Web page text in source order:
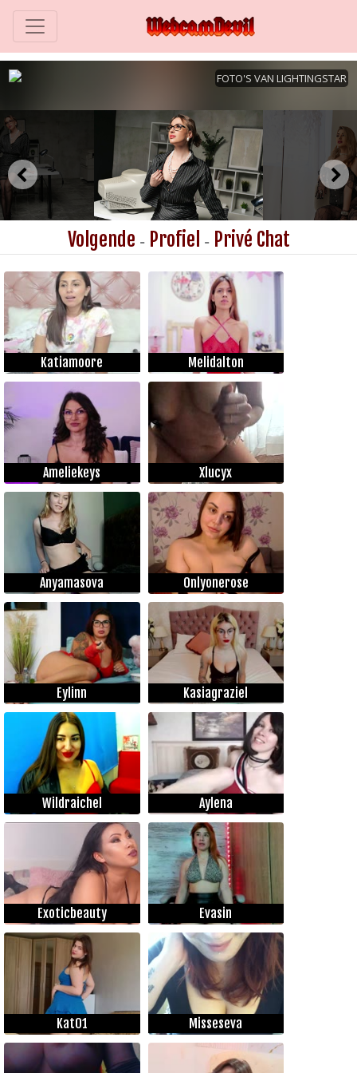
Volgende - Profiel - Privé Chat
Katiamoore Melidalton
Ameliekeys Xlucyx
Anyamasova Onlyonerose
Eylinn Kasiagraziel
Wildraichel Aylena
Exoticbeauty Evasin
Kat01 Misseseva